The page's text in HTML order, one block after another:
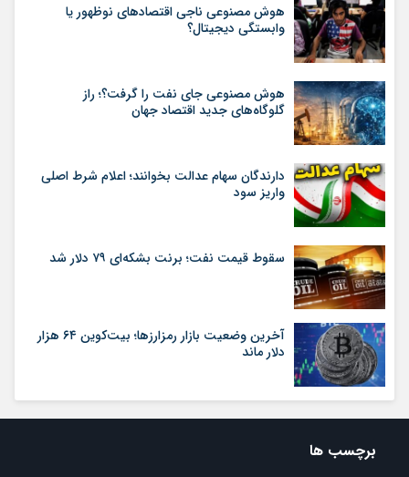
هوش مصنوعی ناجی اقتصادهای نوظهور یا
وابستگی دیجیتال؟
هوش مصنوعی جای نفت را گرفت؟؛ راز
گلوگاه‌های جدید اقتصاد جهان
دارندگان سهام عدالت بخوانند؛ اعلام شرط اصلی
واریز سود
سقوط قیمت نفت؛ برنت بشکه‌ای ۷۹ دلار شد
آخرین وضعیت بازار رمزارزها؛ بیت‌کوین ۶۴ هزار
دلار ماند
برچسب ها